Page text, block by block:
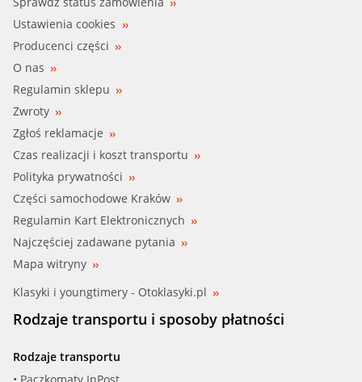
Ustawienia cookies
Producenci części
O nas
Regulamin sklepu
Zwroty
Zgłoś reklamacje
Czas realizacji i koszt transportu
Polityka prywatności
Części samochodowe Kraków
Regulamin Kart Elektronicznych
Najczęściej zadawane pytania
Mapa witryny
Klasyki i youngtimery - Otoklasyki.pl
Rodzaje transportu i sposoby płatności
Rodzaje transportu